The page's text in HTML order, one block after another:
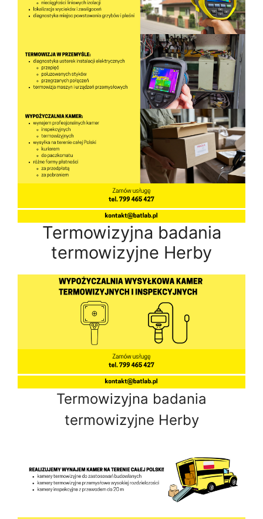
Termowizyjna badania
termowizyjne Herby
Termowizyjna badania
termowizyjne Herby